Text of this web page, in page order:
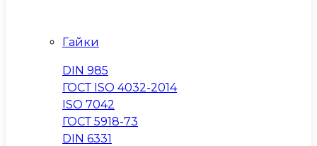
Гайки
DIN 985
ГОСТ ISO 4032-2014
ISO 7042
ГОСТ 5918-73
DIN 6331